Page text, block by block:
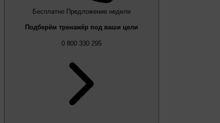
Бесплатно Предложение недели
Подберём тренажёр под ваши цели
0 800 330 295